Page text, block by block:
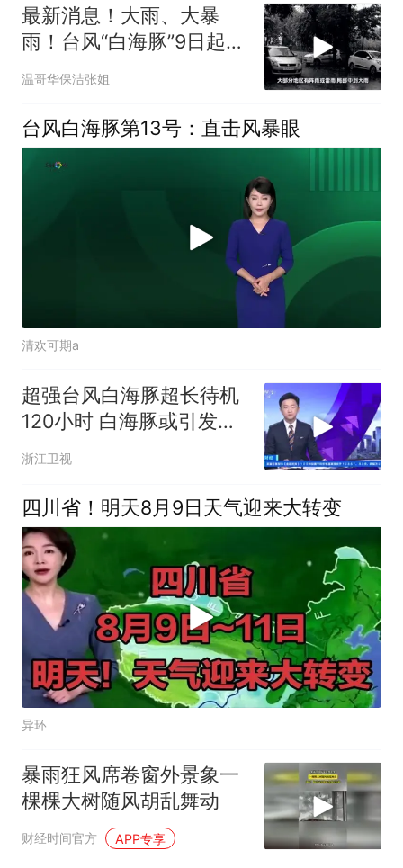
最新消息！大雨、大暴
雨！台风“白海豚”9日起对
安徽会有明显风
温哥华保洁张姐
台风白海豚第13号：直击风暴眼
清欢可期a
超强台风白海豚超长待机
120小时 白海豚或引发特
大暴雨
浙江卫视
四川省！明天8月9日天气迎来大转变
异环
暴雨狂风席卷窗外景象一
棵棵大树随风胡乱舞动
财经时间官方 APP专享